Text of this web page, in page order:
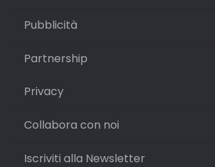
Pubblicità
Partnership
Privacy
Collabora con noi
Iscriviti alla Newsletter